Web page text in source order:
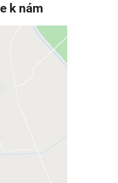
k nám
druhom